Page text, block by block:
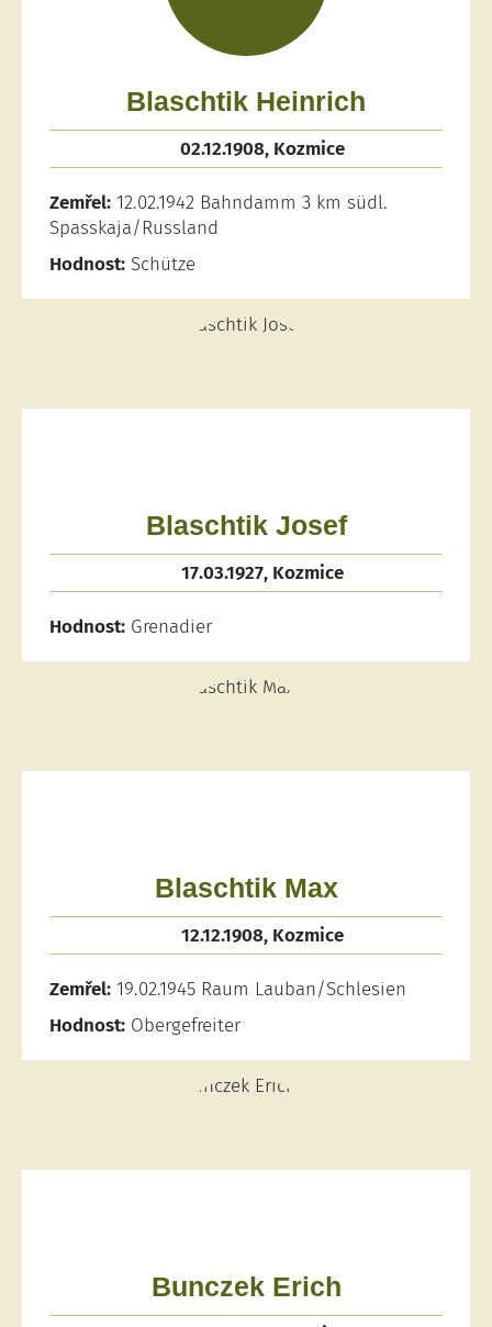
Blaschtik Heinrich
02.12.1908, Kozmice
Zemřel: 12.02.1942 Bahndamm 3 km südl.
Spasskaja/Russland
Hodnost: Schütze
Blaschtik Josef
17.03.1927, Kozmice
Hodnost: Grenadier
Blaschtik Max
12.12.1908, Kozmice
Zemřel: 19.02.1945 Raum Lauban/Schlesien
Hodnost: Obergefreiter
Bunczek Erich